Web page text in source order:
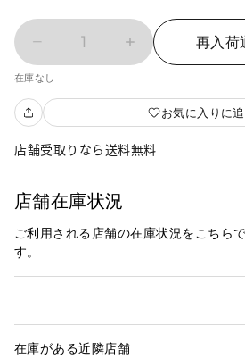
1 再入荷
在庫なし
お気に入りに
店舗受取りなら送料無料
店舗在庫状況
ご利用される店舗の在庫状況をこちら
す。
在庫がある近隣店舗